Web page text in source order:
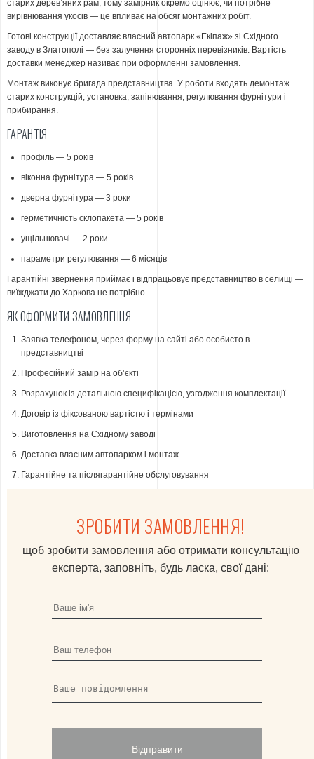
старих дерев’яних рам, тому замірник окремо оцінює, чи потрібне
вирівнювання укосів — це впливає на обсяг монтажних робіт.
Готові конструкції доставляє власний автопарк «Екіпаж» зі Східного
заводу в Златополі — без залучення сторонніх перевізників. Вартість
доставки менеджер називає при оформленні замовлення.
Монтаж виконує бригада представництва. У роботи входять демонтаж
старих конструкцій, установка, запінювання, регулювання фурнітури і
прибирання.
ГАРАНТІЯ
профіль — 5 років
віконна фурнітура — 5 років
дверна фурнітура — 3 роки
герметичність склопакета — 5 років
ущільнювачі — 2 роки
параметри регулювання — 6 місяців
Гарантійні звернення приймає і відпрацьовує представництво в селищі —
виїжджати до Харкова не потрібно.
ЯК ОФОРМИТИ ЗАМОВЛЕННЯ
Заявка телефоном, через форму на сайті або особисто в
представництві
Професійний замір на об’єкті
Розрахунок із детальною специфікацією, узгодження комплектації
Договір із фіксованою вартістю і термінами
Виготовлення на Східному заводі
Доставка власним автопарком і монтаж
Гарантійне та післягарантійне обслуговування
ЗРОБИТИ ЗАМОВЛЕННЯ!
щоб зробити замовлення або отримати консультацію
експерта, заповніть, будь ласка, свої дані:
Відправити